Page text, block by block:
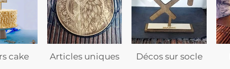
cake Articles uniques Décos sur socle